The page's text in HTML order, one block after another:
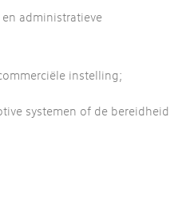
administratieve
instelling;
systemen of de bereidheid